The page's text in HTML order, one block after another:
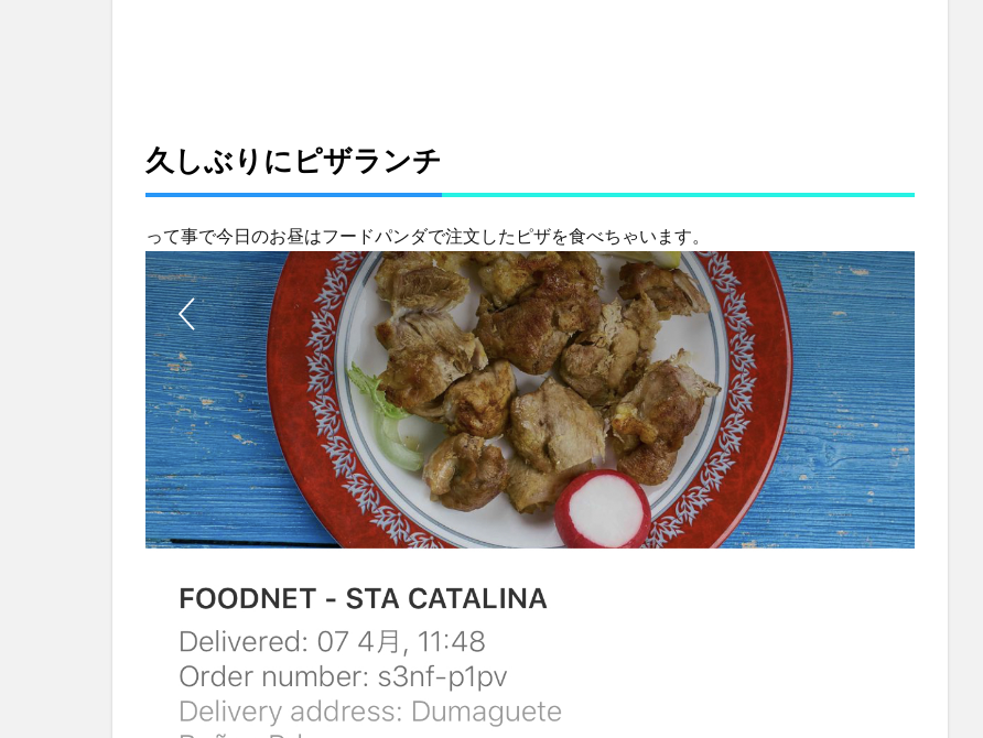
る！？
7日
の
出
費
久しぶりにピザランチ
って事で今日のお昼はフードパンダで注文したピザを食べちゃいます。